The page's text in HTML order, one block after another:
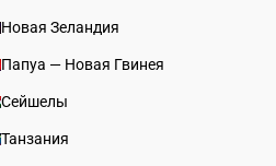
Новая Зеландия
Папуа — Новая Гвинея
Сейшелы
Танзания